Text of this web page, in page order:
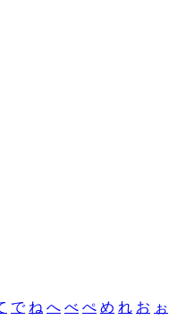
で ね へ べ ぺ め れ お ぉ